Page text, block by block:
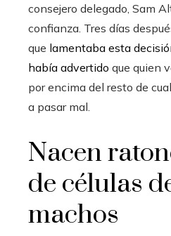
consejero delegado, Sam
confianza. Tres días
que lamentaba esta
había advertido que quien
por encima del resto de
a pasar mal.
Nacen
de células
machos